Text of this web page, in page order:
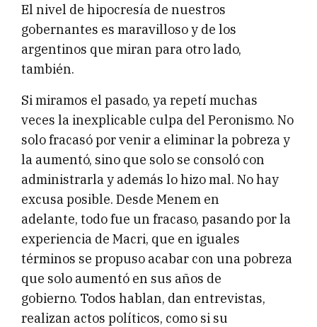
El nivel de hipocresía de nuestros
gobernantes es maravilloso y de los
argentinos que miran para otro lado,
también.
Si miramos el pasado, ya repetí muchas
veces la inexplicable culpa del Peronismo. No
solo fracasó por venir a eliminar la pobreza y
la aumentó, sino que solo se consoló con
administrarla y además lo hizo mal. No hay
excusa posible. Desde Menem en
adelante, todo fue un fracaso, pasando por la
experiencia de Macri, que en iguales
términos se propuso acabar con una pobreza
que solo aumentó en sus años de
gobierno. Todos hablan, dan entrevistas,
realizan actos políticos, como si su